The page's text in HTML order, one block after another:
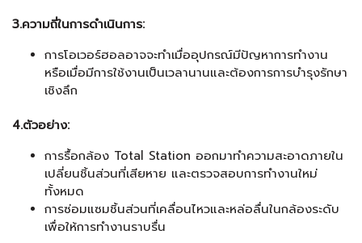
3.ความถี่ในการดำเนินการ:
การโอเวอร์ฮอลอาจจะทำเมื่ออุปกรณ์มีปัญหาการทำงาน
หรือเมื่อมีการใช้งานเป็นเวลานานและต้องการการบำรุงรักษา
เชิงลึก
4.ตัวอย่าง:
การรื้อกล้อง Total Station ออกมาทำความสะอาดภายใน
เปลี่ยนชิ้นส่วนที่เสียหาย และตรวจสอบการทำงานใหม่
ทั้งหมด
การซ่อมแซมชิ้นส่วนที่เคลื่อนไหวและหล่อลื่นในกล้องระดับ
เพื่อให้การทำงานราบรื่น